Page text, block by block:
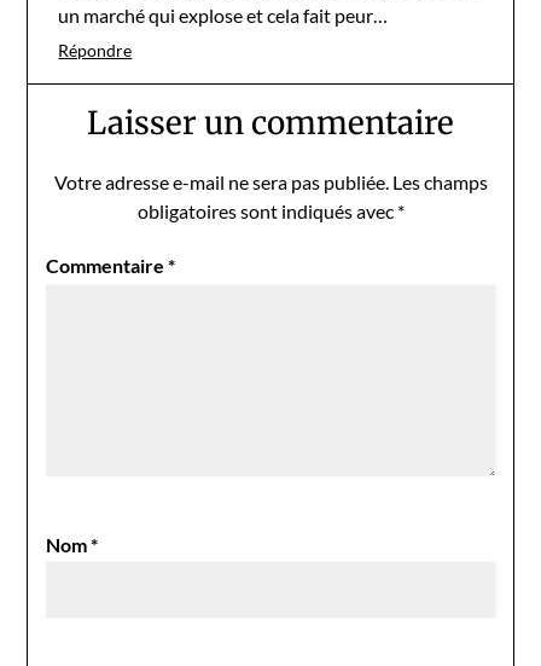
un marché qui explose et cela fait peur…
Répondre
Laisser un commentaire
Votre adresse e-mail ne sera pas publiée. Les champs
obligatoires sont indiqués avec *
Commentaire*
Nom*